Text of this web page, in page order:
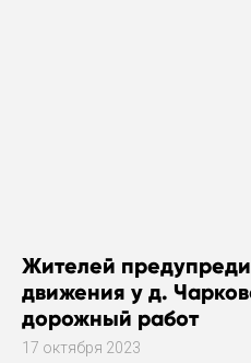
Жителей
движения у д.
дорожный работ
17 октября 2023